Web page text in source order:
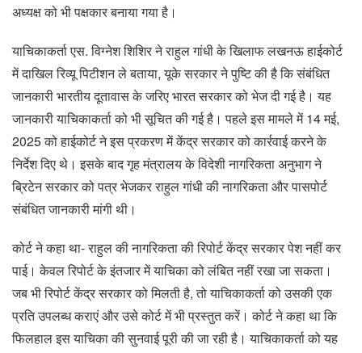
अध्यक्ष को भी पक्षकार बनाया गया है।
याचिकाकर्ता एस. विग्नेश शिशिर ने राहुल गांधी के खिलाफ लखनऊ हाईकोर्ट
में दाखिल रिव्यू पिटीशन ले बताया, यूके सरकार ने पुष्टि की है कि संबंधित
जानकारी भारतीय दूतावास के जरिए भारत सरकार को भेज दी गई है। यह
जानकारी याचिकाकर्ता को भी सूचित की गई है। पहले इस मामले में 14 मई,
2025 को हाईकोर्ट ने इस प्रकरण में केंद्र सरकार को कार्रवाई करने के
निर्देश दिए थे। इसके बाद गृह मंत्रालय के विदेशी नागरिकता अनुभाग ने
ब्रिटेन सरकार को पत्र भेजकर राहुल गांधी की नागरिकता और पासपोर्ट
संबंधित जानकारी मांगी थी।
कोर्ट ने कहा था- राहुल की नागरिकता की रिपोर्ट केंद्र सरकार पेश नहीं कर
पाई। केवल रिपोर्ट के इंतजार में याचिका को लंबित नहीं रखा जा सकता।
जब भी रिपोर्ट केंद्र सरकार को मिलती है, तो याचिकाकर्ता को उसकी एक
प्रति उपलब्ध कराएं और उसे कोर्ट में भी प्रस्तुत करें। कोर्ट ने कहा था कि
फिलहाल इस याचिका की सुनवाई पूरी की जा रही है। याचिकाकर्ता को यह